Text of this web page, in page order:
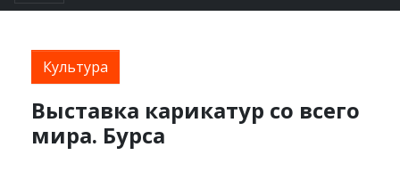
Культура
Выставка карикатур со всего
мира. Бурса